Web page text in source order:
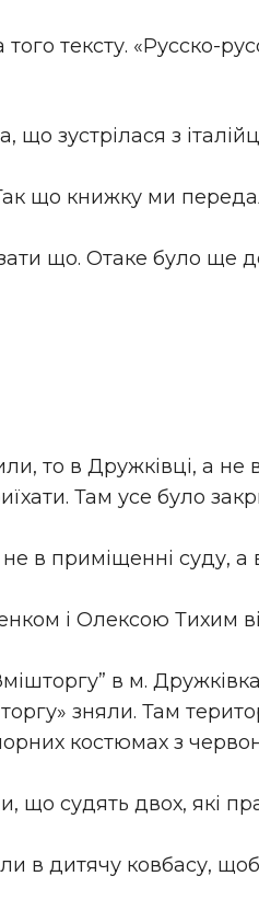
того тексту. «Русско-
що зустрілася з
що книжку ми
що. Отаке було ще
то в Дружківці, а не
Там усе було
в приміщенні суду, а
і Олексою Тихим
в м.
зняли. Там
костюмах з
що судять двох, які
в дитячу ковбасу,